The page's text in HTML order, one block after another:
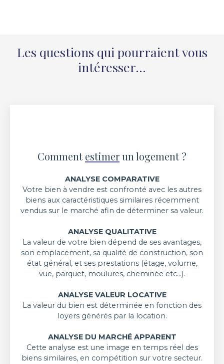
Les questions qui pourraient vous
intéresser...
Commentestimerun logement ?
ANALYSE COMPARATIVE
Votre bien à vendre est confronté avec les autres
biens aux caractéristiques similaires récemment
vendus sur le marché afin de déterminer sa valeur.
ANALYSE QUALITATIVE
La valeur de votre bien dépend de ses avantages,
son emplacement, sa qualité de construction, son
état général, et ses prestations (étage, volume,
vue, parquet, moulures, cheminée etc...).
ANALYSE VALEUR LOCATIVE
La valeur du bien est déterminée en fonction des
loyers générés par la location.
ANALYSE DU MARCHÉ APPARENT
Cette analyse est une image en temps réel des
biens similaires, en compétition sur votre secteur.